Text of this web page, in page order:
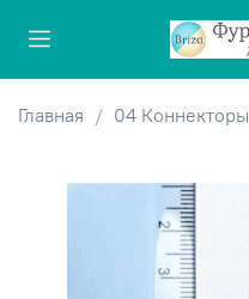
Главная 04 Коннекторы